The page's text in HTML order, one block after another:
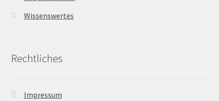
Wissenswertes
Rechtliches
Impressum